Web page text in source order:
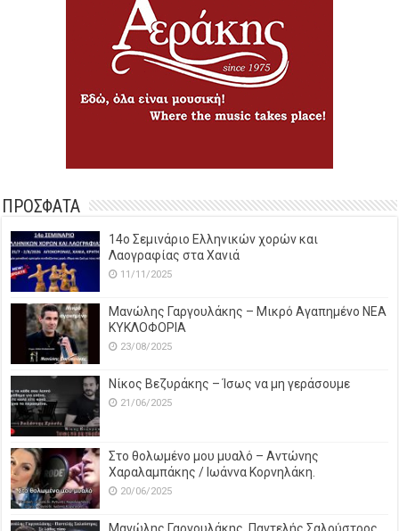
ΠΡΟΣΦΑΤΑ
14o Σεμινάριο Ελληνικών χορών και
Λαογραφίας στα Χανιά
11/11/2025
Μανώλης Γαργουλάκης – Μικρό Αγαπημένο NEΑ
ΚΥΚΛΟΦΟΡΙΑ
23/08/2025
Νίκος Βεζυράκης – Ίσως να μη γεράσουμε
21/06/2025
Στο θολωμένο μου μυαλό – Αντώνης
Χαραλαμπάκης / Ιωάννα Κορνηλάκη.
20/06/2025